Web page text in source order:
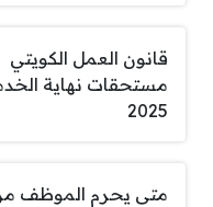
قانون العمل الكويتي
مستحقات نهاية
2025
متى يحرم الموظف